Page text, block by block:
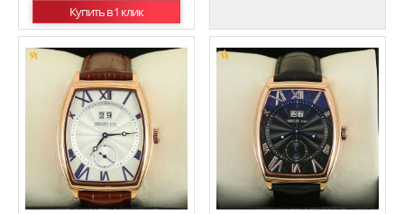
Купить в 1 клик